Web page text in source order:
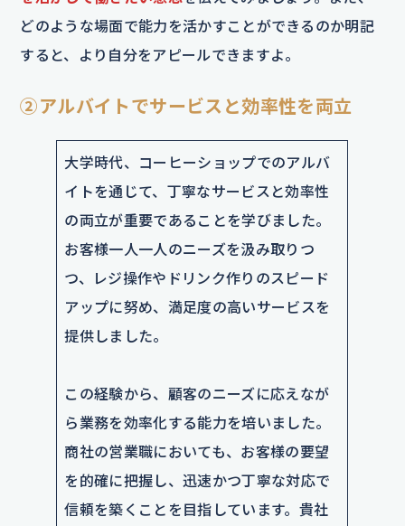
どのような場面で能力を活かすことができるのか明記
すると、より自分をアピールできますよ。
②アルバイトでサービスと効率性を両立
大学時代、コーヒーショップでのアルバ
イトを通じて、丁寧なサービスと効率性
の両立が重要であることを学びました。
お客様一人一人のニーズを汲み取りつ
つ、レジ操作やドリンク作りのスピード
アップに努め、満足度の高いサービスを
提供しました。
この経験から、顧客のニーズに応えなが
ら業務を効率化する能力を培いました。
商社の営業職においても、お客様の要望
を的確に把握し、迅速かつ丁寧な対応で
信頼を築くことを目指しています。貴社